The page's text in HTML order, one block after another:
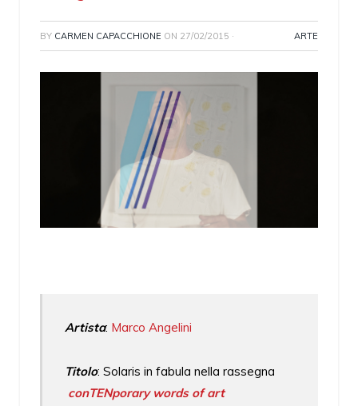
BY CARMEN CAPACCHIONE ON 27/02/2015 · ARTE
Artista: Marco Angelini
Titolo: Solaris in fabula nella rassegna
conTENporary words of art